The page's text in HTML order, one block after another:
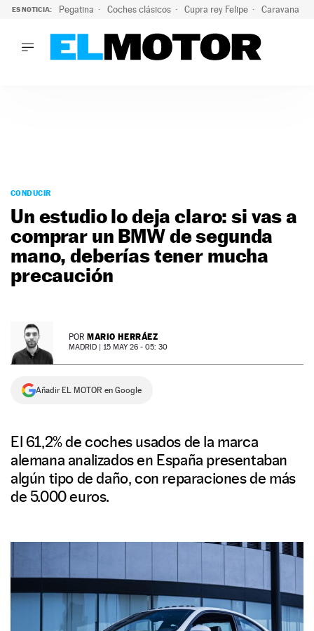
ES NOTICIA: Pegatina Coches clásicos Cupra rey Felipe Caravana
PODCAST
MOTOS
TECNOLOGÍA
SUPERCOCHES
PREMIOS
NEWSLETTER
CONDUCIR
Un estudio lo deja claro: si vas a
comprar un BMW de segunda
mano, deberías tener mucha
precaución
POR MARIO HERRÁEZ
MADRID | 15 MAY 26 - 05: 30
Añadir EL MOTOR en Google
El 61,2% de coches usados de la marca
alemana analizados en España presentaban
algún tipo de daño, con reparaciones de más
de 5.000 euros.